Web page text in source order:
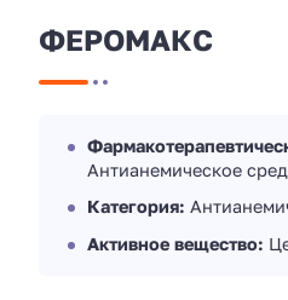
ФЕРОМАКС
Антианемическое
Категория:
Активное вещество: